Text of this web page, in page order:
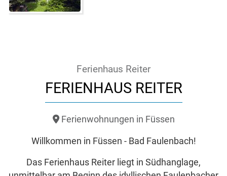
Ferienhaus Reiter
FERIENHAUS REITER
Ferienwohnungen in Füssen
Willkommen in Füssen - Bad Faulenbach!
Das Ferienhaus Reiter liegt in Südhanglage,